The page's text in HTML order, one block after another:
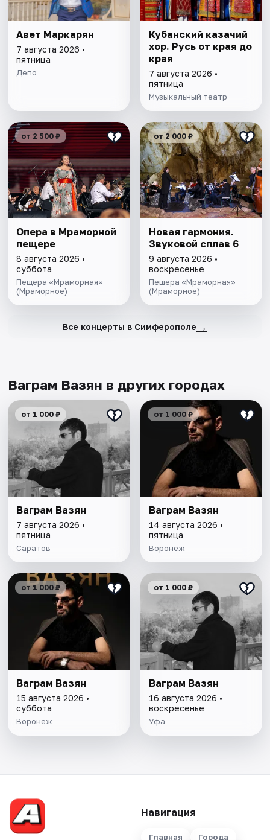
Авет Маркарян
7 августа 2026 •
пятница
Депо
Кубанский казачий
хор. Русь от края до
края
7 августа 2026 •
пятница
Музыкальный театр
от 2 500 ₽
Опера в Мраморной
пещере
8 августа 2026 •
суббота
Пещера «Мраморная»
(Мраморное)
от 2 000 ₽
Новая гармония.
Звуковой сплав 6
9 августа 2026 •
воскресенье
Пещера «Мраморная»
(Мраморное)
Все концерты в Симферополе →
Ваграм Вазян в других городах
от 1 000 ₽
Ваграм Вазян
7 августа 2026 •
пятница
Саратов
от 1 000 ₽
Ваграм Вазян
14 августа 2026 •
пятница
Воронеж
от 1 000 ₽
Ваграм Вазян
15 августа 2026 •
суббота
Воронеж
от 1 000 ₽
Ваграм Вазян
16 августа 2026 •
воскресенье
Уфа
Навигация
Главная Города